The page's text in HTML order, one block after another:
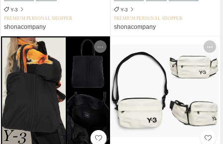
Y-3
PREMIUM PERSONAL SHOPPER
shonacompany
Y-3
PREMIUM PERSONAL SHOPPER
shonacompany